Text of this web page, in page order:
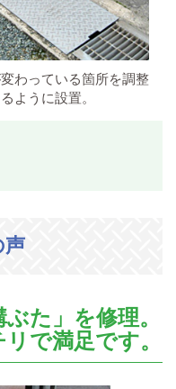
わっている箇所を調整
ように設置。
声
た」を修理。
で満足です。